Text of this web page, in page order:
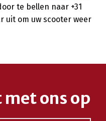
te bellen naar +31
uit om uw scooter weer
ons op